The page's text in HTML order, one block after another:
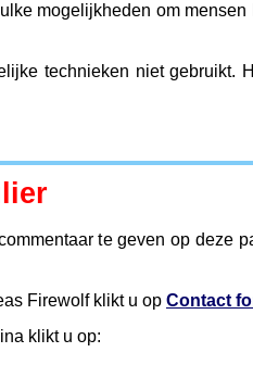
mogelijkheden om mensen
technieken niet gebruikt.
te geven op deze
Firewolf klikt u op Contact
klikt u op: